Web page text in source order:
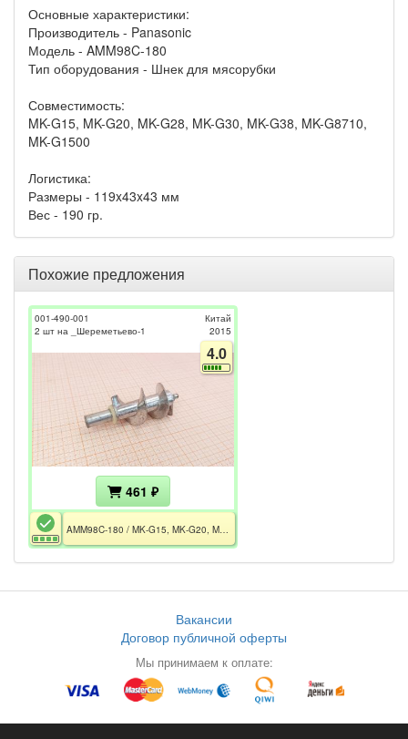
Основные характеристики:
Производитель - Panasonic
Модель - AMM98C-180
Тип оборудования - Шнек для мясорубки
Совместимость:
MK-G15, MK-G20, MK-G28, MK-G30, MK-G38, MK-G8710,
MK-G1500
Логистика:
Размеры - 119x43x43 мм
Вес - 190 гр.
Похожие предложения
001-490-001
2 шт на _Шереметьево-1
Китай
2015
4.0
461 ₽
AMM98C-180 / MK-G15, MK-G20, MK-G28, MK-G30, MK-G38, MK-G8710, MK-G1500
Вакансии
Договор публичной оферты
Мы принимаем к оплате: